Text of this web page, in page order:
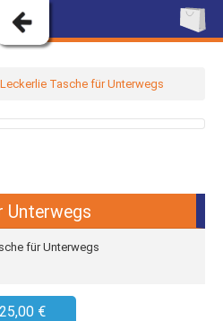
Leckerlie Tasche für Unterwegs
Unterwegs
für Unterwegs
25,00 €